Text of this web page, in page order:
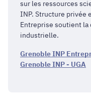
sur les ressources
INP. Structure privée
Entreprise soutient
industrielle.
Grenoble INP
Grenoble INP - UGA